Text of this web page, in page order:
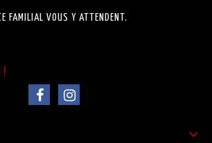
FAMILIAL VOUS Y ATTENDENT.
